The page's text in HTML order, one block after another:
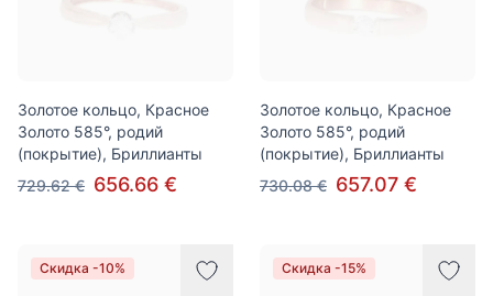
Золотое кольцо, Красное
Золото 585°, родий
(покрытие), Бриллианты
729.62 € 656.66 €
Золотое кольцо, Красное
Золото 585°, родий
(покрытие), Бриллианты
730.08 € 657.07 €
Скидка -10% Скидка -15%